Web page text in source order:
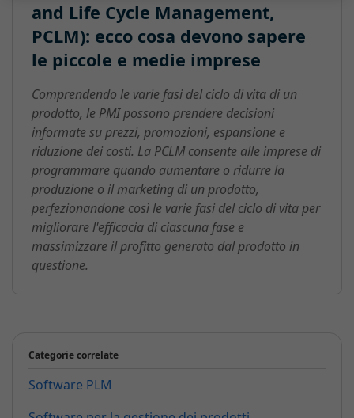
and Life Cycle Management,
PCLM): ecco cosa devono sapere
le piccole e medie imprese
Comprendendo le varie fasi del ciclo di vita di un
prodotto, le PMI possono prendere decisioni
informate su prezzi, promozioni, espansione e
riduzione dei costi. La PCLM consente alle imprese di
programmare quando aumentare o ridurre la
produzione o il marketing di un prodotto,
perfezionandone così le varie fasi del ciclo di vita per
migliorare l'efficacia di ciascuna fase e
massimizzare il profitto generato dal prodotto in
questione.
Categorie correlate
Software PLM